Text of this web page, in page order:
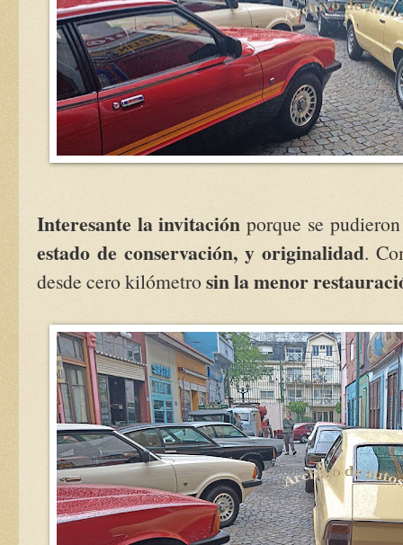
Interesante la invitación porque se
estado de conservación, y originalidad.
desde cero kilómetrosin la menor